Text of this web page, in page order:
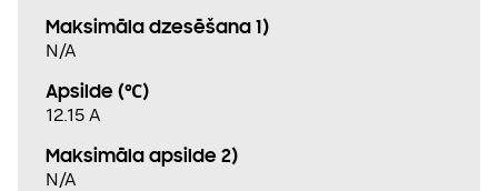
Maksimāla dzesēšana 1)
N/A
Apsilde (℃)
12.15 A
Maksimāla apsilde 2)
N/A